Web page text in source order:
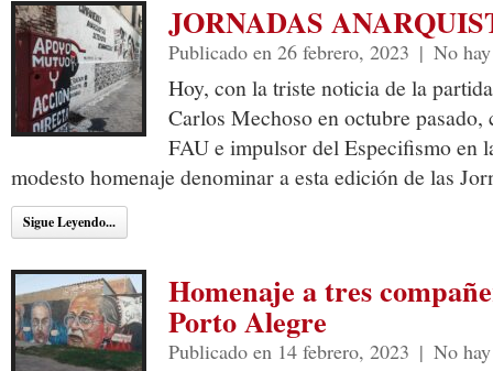
JORNADAS
Publicado en 26 febrero, 2023 | No
Hoy, con la triste noticia de la
Carlos Mechoso en octubre
FAU e impulsor del Especifismo en
modesto homenaje denominar a esta edición de las
Sigue Leyendo...
Homenaje a tres
Porto Alegre
Publicado en 14 febrero, 2023 | No